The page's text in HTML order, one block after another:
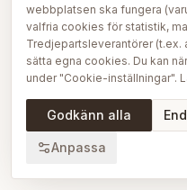
webbplatsen ska fungera
valfria cookies för statistik,
Tredjepartsleverantörer (t.ex.
sätta egna cookies. Du kan
under "Cookie-inställningar".
AI på Sängbutiken.För att ge
vi delvis AI-teknik — bl.a. för
att skapa, översätta och
Godkänn alla
Anpassa